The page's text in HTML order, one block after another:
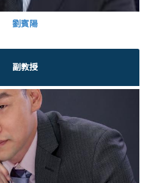
劉賓陽
副教授